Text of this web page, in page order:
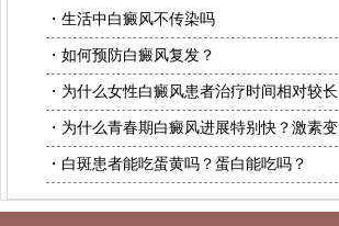
・生活中白癜风不传染吗
・如何预防白癜风复发？
・为什么女性白癜风患者治疗时间相对较长
・为什么青春期白癜风进展特别快？激素变
・白斑患者能吃蛋黄吗？蛋白能吃吗？